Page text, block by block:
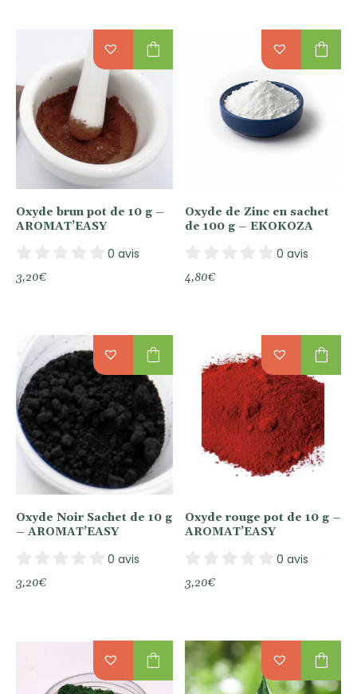
Oxyde brun pot de 10 g –
AROMAT’EASY
0 avis
3,20€
shopping_bag
Oxyde de Zinc en sachet
de 100 g – EKOKOZA
0 avis
4,80€
shopping_bag
Oxyde Noir Sachet de 10 g
– AROMAT’EASY
0 avis
3,20€
shopping_bag
Oxyde rouge pot de 10 g –
AROMAT’EASY
0 avis
3,20€
shopping_bag
shopping_bag shopping_bag